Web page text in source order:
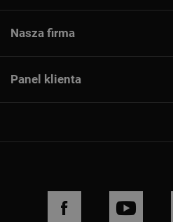
Nasza firma
Panel klienta
FACEBOOK YOUTUBE